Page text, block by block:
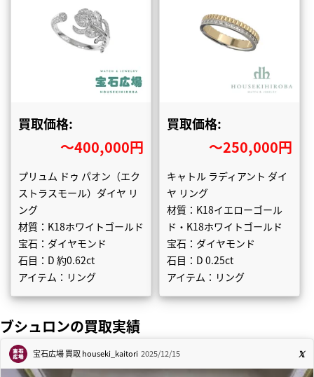
買取価格:
〜400,000円
プリュム ドゥ パオン（エク
ストラスモール）ダイヤ リ
ング
材質：K18ホワイトゴールド
宝石：ダイヤモンド
石目：D 約0.62ct
アイテム：リング
買取価格:
〜250,000円
キャトル ラディアント ダイ
ヤ リング
材質：K18イエローゴール
ド・K18ホワイトゴールド
宝石：ダイヤモンド
石目：D 0.25ct
アイテム：リング
ブシュロンの買取実績
宝石広場 買取houseki_kaitori 2025/12/15